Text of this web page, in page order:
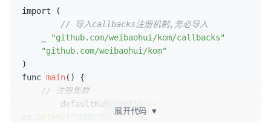
import (
// 导入callbacks注册机制,务必导入
"github.com/weibaohui/kom/callbacks"
"github.com/weibaohui/kom"
)
func main() {
// 注册集群
.Getenv "KUBECONFIG")
展开代码 ▼